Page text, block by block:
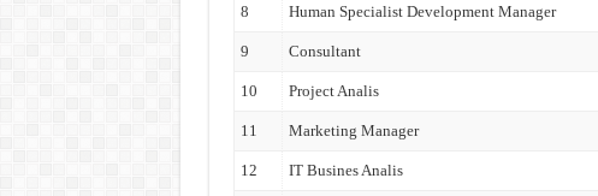
8 Human Specialist Development Manager
9 Consultant
10 Project Analis
11 Marketing Manager
12 IT Busines Analis